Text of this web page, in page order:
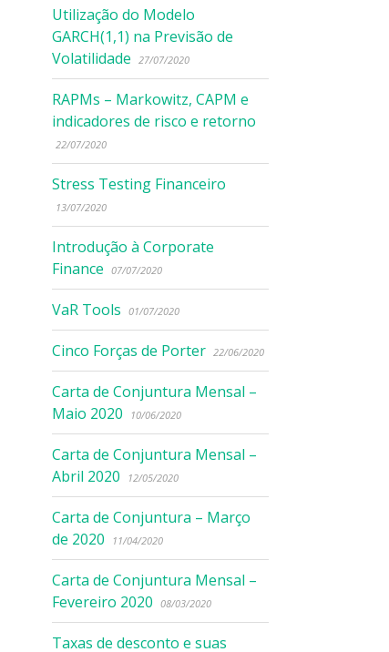
Utilização do Modelo
GARCH(1,1) na Previsão de
Volatilidade
27/07/2020
RAPMs – Markowitz, CAPM e
indicadores de risco e retorno
22/07/2020
Stress Testing Financeiro
13/07/2020
Introdução à Corporate
Finance
07/07/2020
VaR Tools 01/07/2020
Cinco Forças de Porter 22/06/2020
Carta de Conjuntura Mensal –
Maio 2020
10/06/2020
Carta de Conjuntura Mensal –
Abril 2020
12/05/2020
Carta de Conjuntura – Março
de 2020
11/04/2020
Carta de Conjuntura Mensal –
Fevereiro 2020
08/03/2020
Taxas de desconto e suas